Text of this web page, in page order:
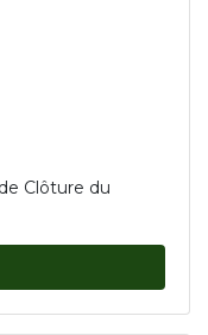
Clôture du